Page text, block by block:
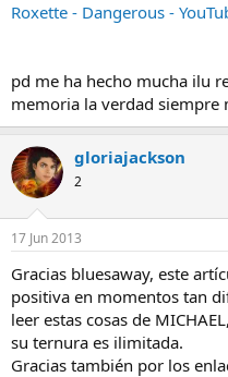
Roxette - Dangerous -
pd me ha hecho mucha ilu
memoria la verdad siempre
gloriajackson
2
17 Jun 2013
Gracias bluesaway, este
positiva en momentos tan
leer estas cosas de
su ternura es ilimitada.
Gracias también por los